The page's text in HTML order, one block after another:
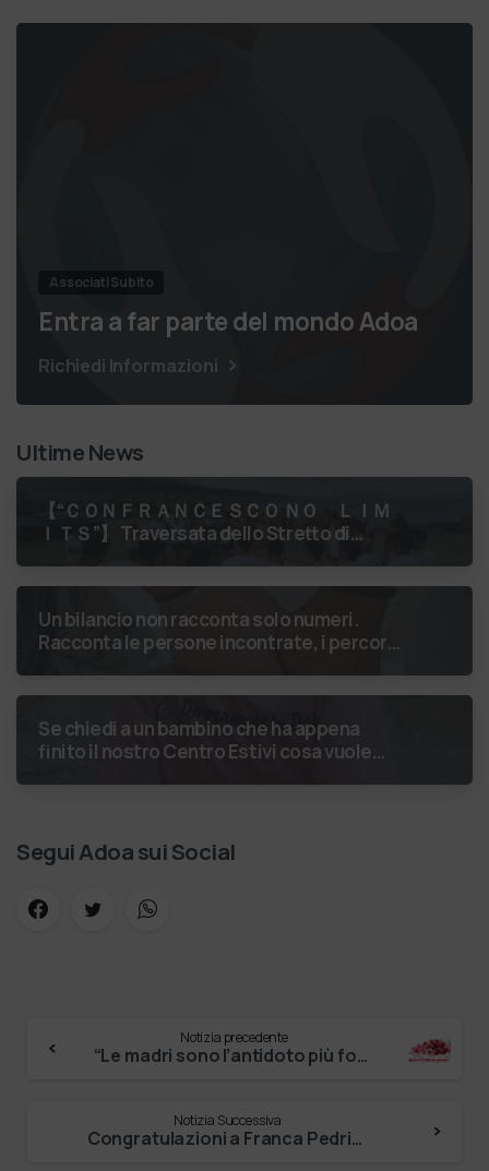
Associati Subito
Entra a far parte del mondo Adoa
Richiedi Informazioni
Ultime News
【 “ＣＯＮＦＲＡＮＣＥＳＣＯ ＮＯ ＬＩＭ
ＩＴＳ”】 Traversata dello Stretto di
Un bilancio non racconta solo numeri.
Racconta le persone incontrate, i percorsi
Se chiedi a un bambino che ha appena
finito il nostro Centro Estivi cosa vuole
Segui Adoa sui Social
Notizia precedente
“Le madri sono l’antidoto più forte al dilagare dell’individualismo egoistico” (Papa Francesco)
Notizia Successiva
Congratulazioni a Franca Pedrini, veronese, scelta per accogliere il premio internazionale “donne di Santa Rita 2023” assieme ad altre due …